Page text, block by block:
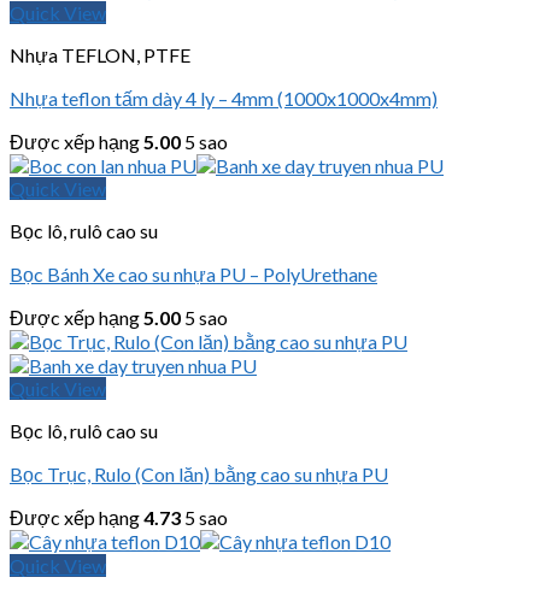
Quick View
Nhựa TEFLON, PTFE
Nhựa teflon tấm dày 4 ly – 4mm (1000x1000x4mm)
Được xếp hạng5.00 5 sao
Quick View
Bọc lô, rulô cao su
Bọc Bánh Xe cao su nhựa PU – PolyUrethane
Được xếp hạng5.00 5 sao
Quick View
Bọc lô, rulô cao su
Bọc Trục, Rulo (Con lăn) bằng cao su nhựa PU
Được xếp hạng4.73 5 sao
Quick View